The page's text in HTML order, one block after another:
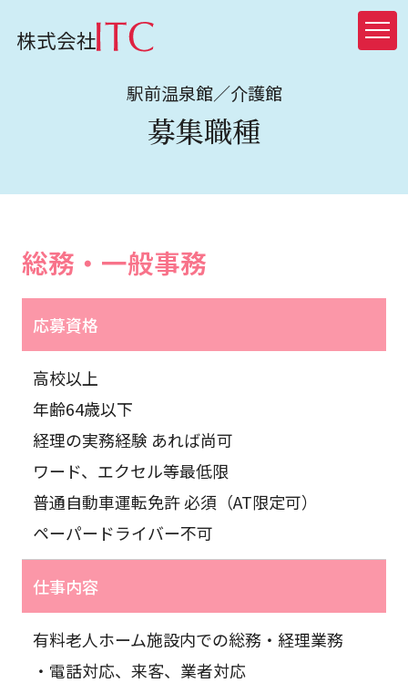
株式会社
駅前温泉館／介護館
募集職種
総務・一般事務
応募資格
高校以上
年齢64歳以下
経理の実務経験 あれば尚可
ワード、エクセル等最低限
普通自動車運転免許 必須（AT限定可）
ペーパードライバー不可
仕事内容
有料老人ホーム施設内での総務・経理業務
・電話対応、来客、業者対応